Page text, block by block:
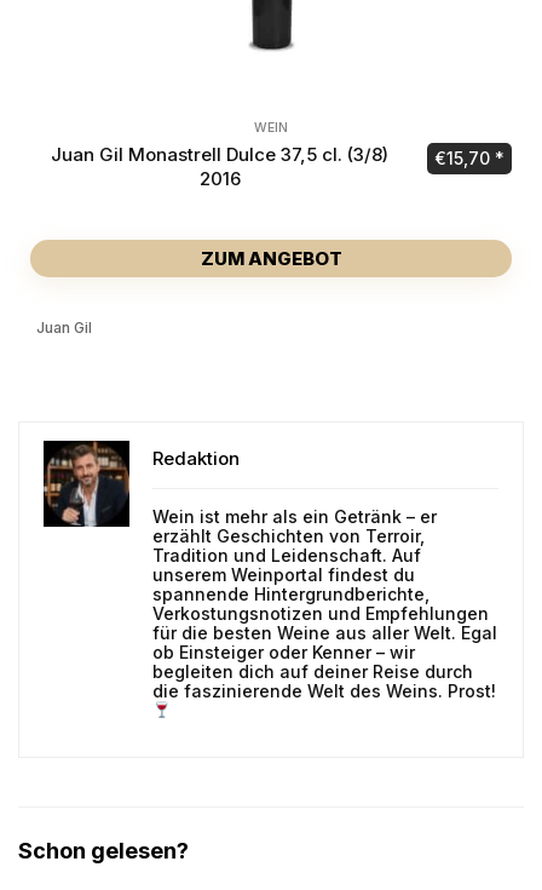
WEIN
Juan Gil Monastrell Dulce 37,5 cl. (3/8)
2016
€15,70
ZUM ANGEBOT
Juan Gil
Redaktion
Wein ist mehr als ein Getränk – er
erzählt Geschichten von Terroir,
Tradition und Leidenschaft. Auf
unserem Weinportal findest du
spannende Hintergrundberichte,
Verkostungsnotizen und Empfehlungen
für die besten Weine aus aller Welt. Egal
ob Einsteiger oder Kenner – wir
begleiten dich auf deiner Reise durch
die faszinierende Welt des Weins. Prost!
Schon gelesen?